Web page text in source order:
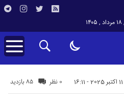
85 بازدید 0 نظر